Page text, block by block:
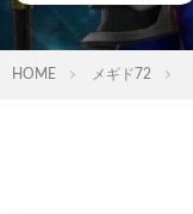
HOME メギド72